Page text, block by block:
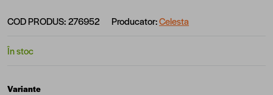
COD PRODUS:276952 Producator:Celesta
În stoc
Variante